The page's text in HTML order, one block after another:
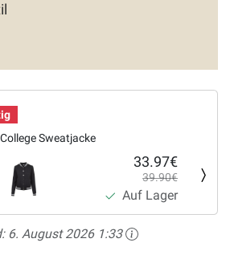
Sweatjacke
33.97€
39.90€
Auf Lager
6. August 2026 1:33